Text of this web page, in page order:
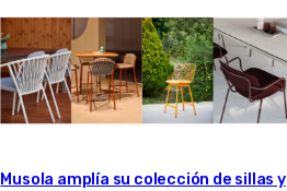
Musola amplía su colección de sillas y